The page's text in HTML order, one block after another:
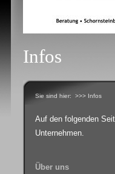
Infos
Sie sind hier: >>> Infos
Auf den folgenden
Unternehmen.
Über uns